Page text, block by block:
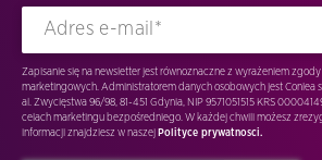
Zapisanie się na newsletter jest równoznaczne z wyrażeniem zgody
marketingowych. Administratorem danych osobowych jest Conlea
al. Zwycięstwa 96/98, 81-451 Gdynia, NIP 9571051515 KRS
celach marketingu bezpośredniego. W każdej chwili możesz
informacji znajdziesz w naszej Polityce prywatnosci.